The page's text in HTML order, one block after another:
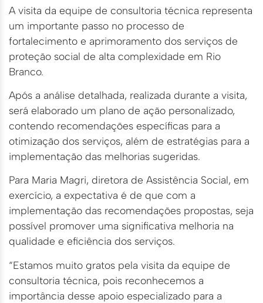
A visita da equipe de consultoria técnica representa
um importante passo no processo de
fortalecimento e aprimoramento dos serviços de
proteção social de alta complexidade em Rio
Branco.
Após a análise detalhada, realizada durante a visita,
será elaborado um plano de ação personalizado,
contendo recomendações específicas para a
otimização dos serviços, além de estratégias para a
implementação das melhorias sugeridas.
Para Maria Magri, diretora de Assistência Social, em
exercício, a expectativa é de que com a
implementação das recomendações propostas, seja
possível promover uma significativa melhoria na
qualidade e eficiência dos serviços.
“Estamos muito gratos pela visita da equipe de
consultoria técnica, pois reconhecemos a
importância desse apoio especializado para a